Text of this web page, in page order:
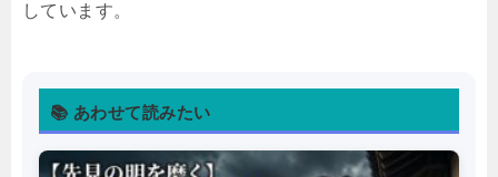
しています。
📚 あわせて読みたい